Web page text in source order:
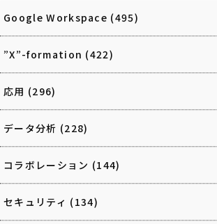
Google Workspace (495)
”X”-formation (422)
応用 (296)
データ分析 (228)
コラボレーション (144)
セキュリティ (134)